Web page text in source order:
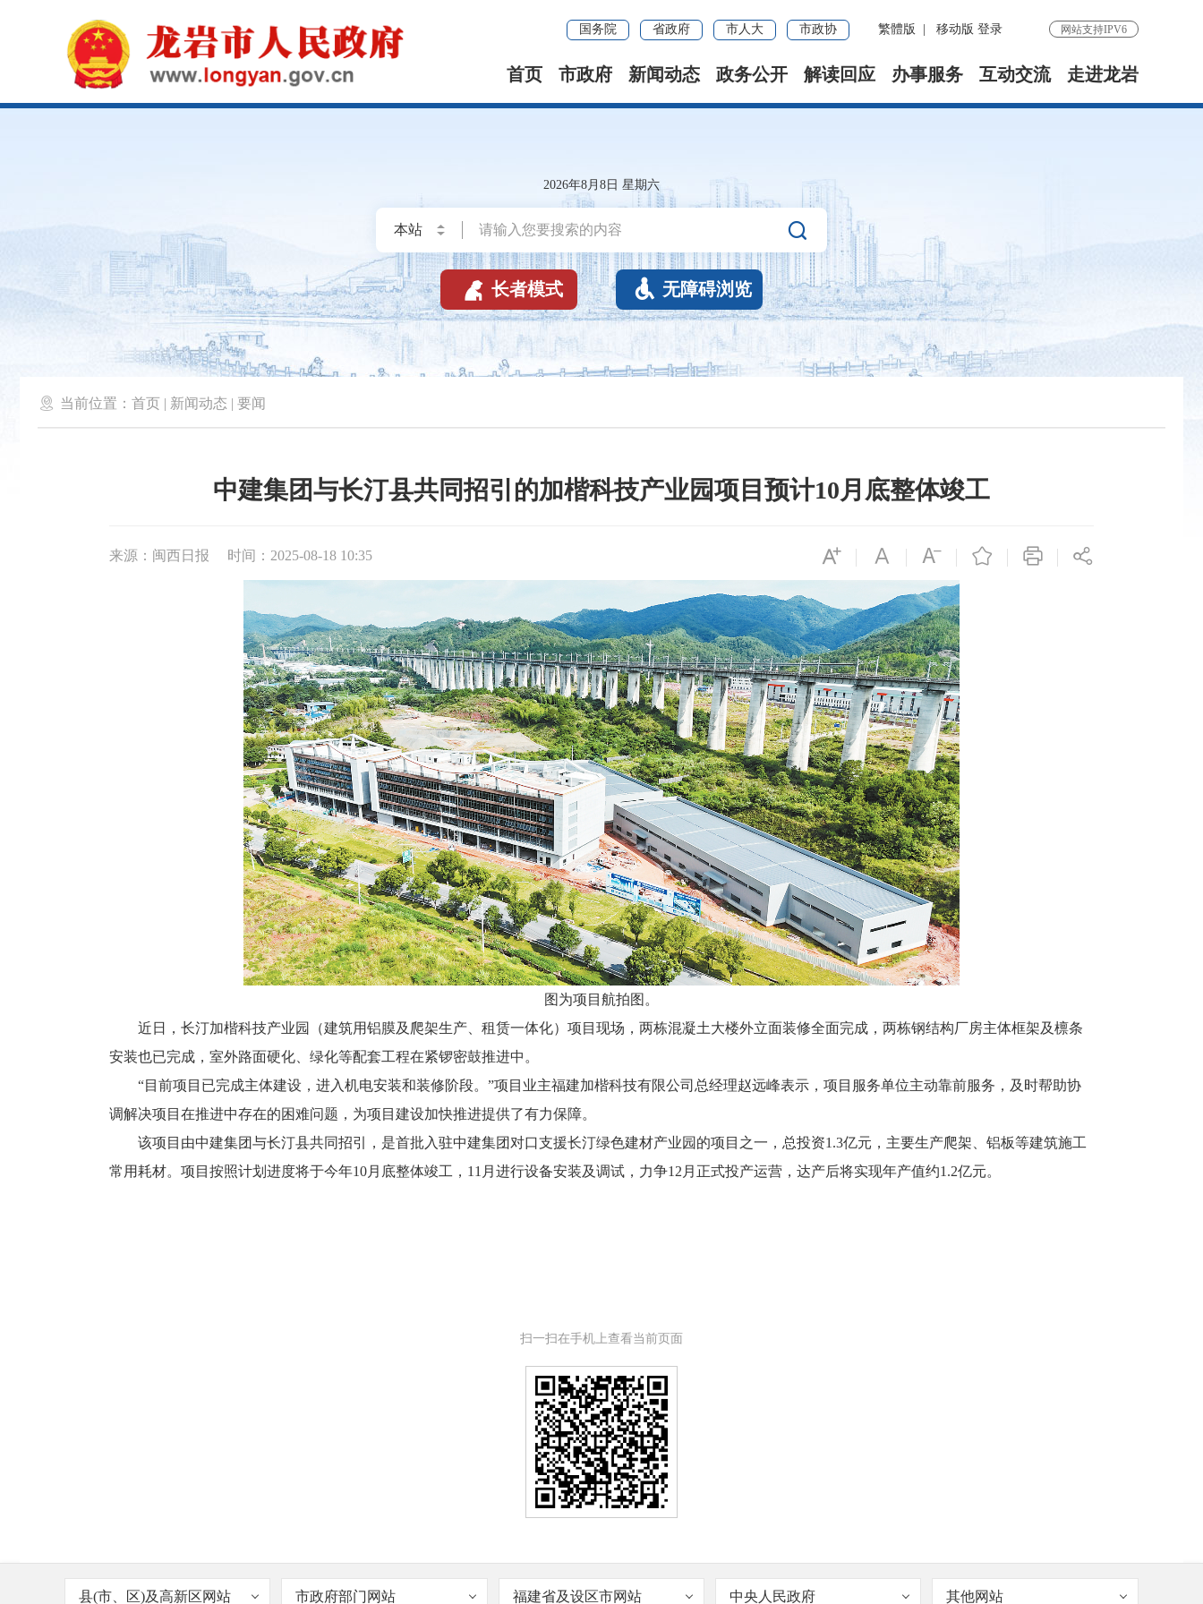
国务院 省政府 市人大 市政协 繁體版 移动版 登录 网站支持IPV6
首页 市政府 新闻动态 政务公开 解读回应 办事服务 互动交流 走进龙岩
2026年8月8日 星期六

 长者模式  无障碍浏览
 当前位置： 首页 | 新闻动态 | 要闻
中建集团与长汀县共同招引的加楷科技产业园项目预计10月底整体竣工
来源：闽西日报 时间：2025-08-18 10:35
图为项目航拍图。
近日，长汀加楷科技产业园（建筑用铝膜及爬架生产、租赁一体化）项目现场，两栋混凝土大楼外立面装修全面完成，两栋钢结构厂房主体框架及檩条
安装也已完成，室外路面硬化、绿化等配套工程在紧锣密鼓推进中。
“目前项目已完成主体建设，进入机电安装和装修阶段。”项目业主福建加楷科技有限公司总经理赵远峰表示，项目服务单位主动靠前服务，及时帮助协
调解决项目在推进中存在的困难问题，为项目建设加快推进提供了有力保障。
该项目由中建集团与长汀县共同招引，是首批入驻中建集团对口支援长汀绿色建材产业园的项目之一，总投资1.3亿元，主要生产爬架、铝板等建筑施工
常用耗材。项目按照计划进度将于今年10月底整体竣工，11月进行设备安装及调试，力争12月正式投产运营，达产后将实现年产值约1.2亿元。
扫一扫在手机上查看当前页面
县(市、区)及高新区网站 市政府部门网站 福建省及设区市网站 中央人民政府 其他网站